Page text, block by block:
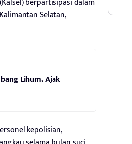
berpartisipasi dalam
Selatan,
Lihum, Ajak
kepolisian,